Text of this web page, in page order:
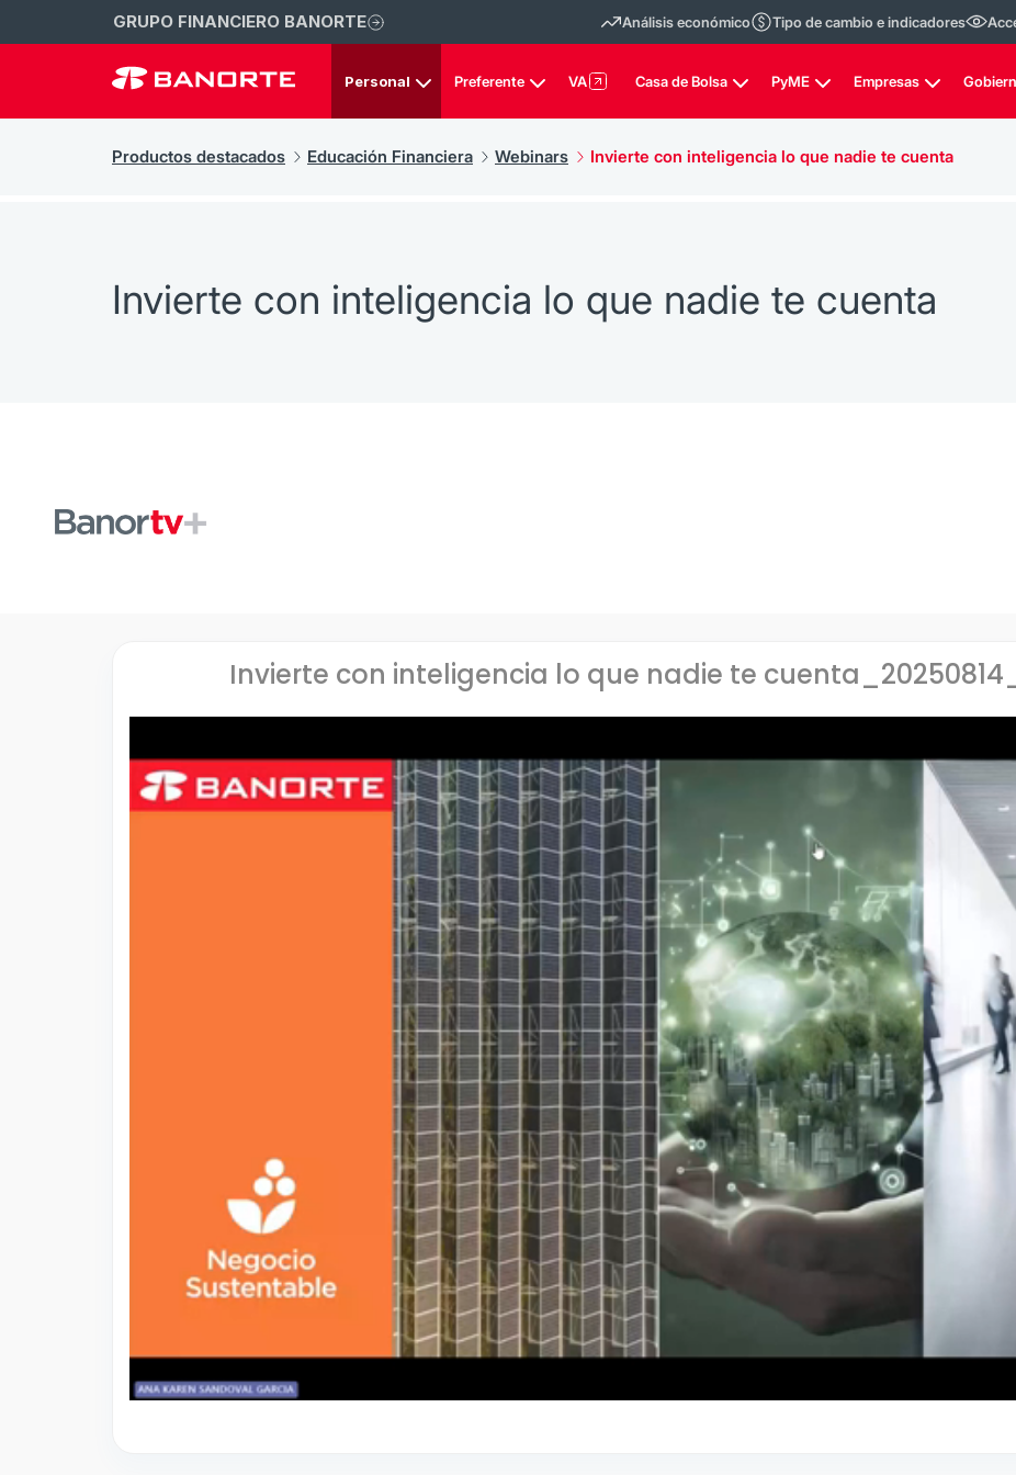
GRUPO FINANCIERO BANORTE Análisis económico Tipo de cambio e indicadores
Personal Preferente VA Casa de Bolsa PyME Empresas
Productos destacados Educación Financiera Webinars Invierte con inteligencia lo que nadie te cuenta
Invierte con inteligencia lo que nadie te cuenta